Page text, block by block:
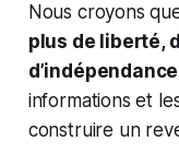
Nous croyons
plus de liberté,
informations et
construire un